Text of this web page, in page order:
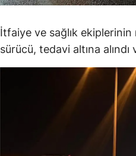
İtfaiye ve sağlık ekiplerinin
sürücü, tedavi altına